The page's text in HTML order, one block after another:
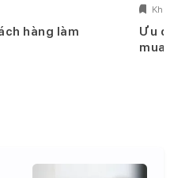
hàng làm
Ưu
mua